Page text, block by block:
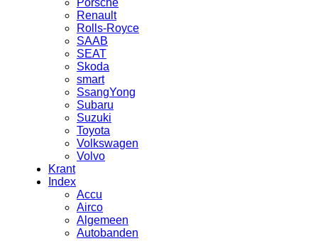
Porsche
Renault
Rolls-Royce
SAAB
SEAT
Skoda
smart
SsangYong
Subaru
Suzuki
Toyota
Volkswagen
Volvo
Krant
Index
Accu
Airco
Algemeen
Autobanden